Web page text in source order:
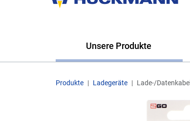
Unsere Produkte
Produkte Ladegeräte Lade-/Datenkabel